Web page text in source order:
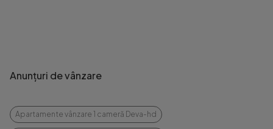
Anunțuri de vânzare
Apartamente vânzare 1 cameră Deva-hd